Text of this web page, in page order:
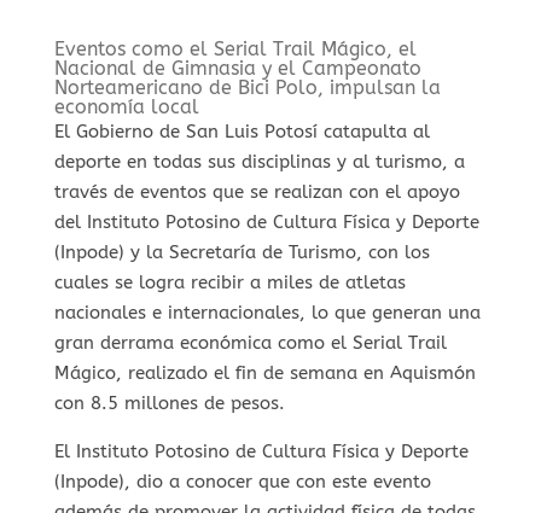
Eventos como el Serial Trail Mágico, el
Nacional de Gimnasia y el Campeonato
Norteamericano de Bici Polo, impulsan la
economía local
El Gobierno de San Luis Potosí catapulta al
deporte en todas sus disciplinas y al turismo, a
través de eventos que se realizan con el apoyo
del Instituto Potosino de Cultura Física y Deporte
(Inpode) y la Secretaría de Turismo, con los
cuales se logra recibir a miles de atletas
nacionales e internacionales, lo que generan una
gran derrama económica como el Serial Trail
Mágico, realizado el fin de semana en Aquismón
con 8.5 millones de pesos.
El Instituto Potosino de Cultura Física y Deporte
(Inpode), dio a conocer que con este evento